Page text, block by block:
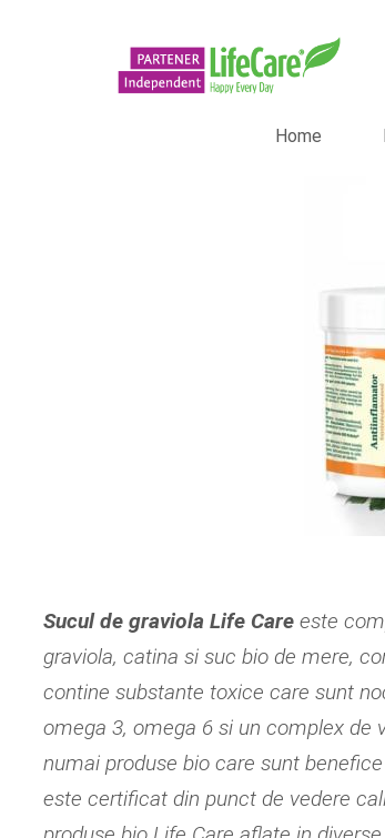
Home
Sucul de graviola Life Care este
graviola, catina si suc bio de mere,
contine substante toxice care sunt
omega 3, omega 6 si un complex de
numai produse bio care sunt
este certificat din punct de vedere